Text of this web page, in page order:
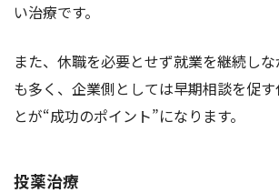
い治療です。
また、休職を必要とせず就業を継続し
も多く、企業側としては早期相談を促
とが“成功のポイント”になります。
投薬治療